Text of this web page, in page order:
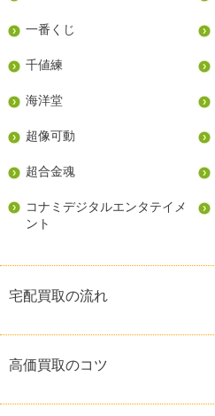
一番くじ
千値練
海洋堂
超像可動
超合金魂
コナミデジタルエンタテイメ
ント
宅配買取の流れ
高価買取のコツ